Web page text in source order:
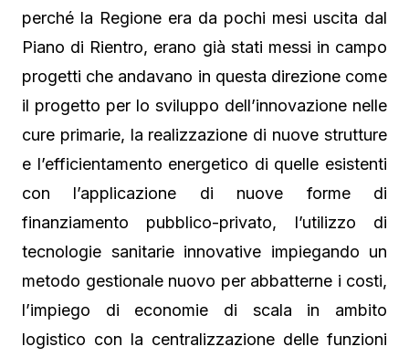
perché la Regione era da pochi mesi uscita dal
Piano di Rientro, erano già stati messi in campo
progetti che andavano in questa direzione come
il progetto per lo sviluppo dell’innovazione nelle
cure primarie, la realizzazione di nuove strutture
e l’efficientamento energetico di quelle esistenti
con l’applicazione di nuove forme di
finanziamento pubblico-privato, l’utilizzo di
tecnologie sanitarie innovative impiegando un
metodo gestionale nuovo per abbatterne i costi,
l’impiego di economie di scala in ambito
logistico con la centralizzazione delle funzioni